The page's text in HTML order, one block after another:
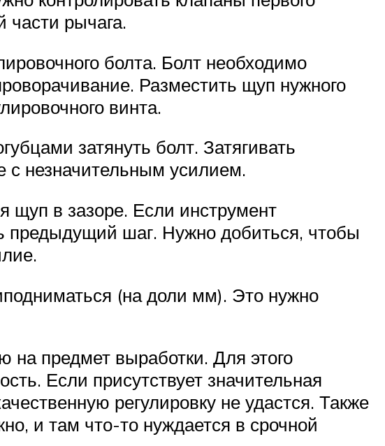
части рычага.
болта. Болт необходимо
Разместить щуп нужного
винта.
затянуть болт. Затягивать
с незначительным усилием.
щуп в зазоре. Если инструмент
предыдущий шаг. Нужно добиться, чтобы
(на доли мм). Это нужно
на предмет выработки. Для этого
Если присутствует значительная
регулировку не удастся. Также
и там что-то нуждается в срочной